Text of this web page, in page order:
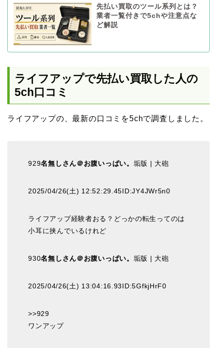
先払い買取のツール系列とは？
業者一覧付きで5chや注意点な
ど解説
ライフアップで先払い買取した人の
5ch口コミ
ライフアップの、最新の口コミを5chで調査しました。
929名無しさん＠お腹いっぱい。 垢版 | 大砲
2025/04/26(土) 12:52:29.45ID:JY4JWr5n0
ライフアップ経験者おる？どっかの転生ってのは
小耳に挟んでいるけれど
930名無しさん＠お腹いっぱい。 垢版 | 大砲
2025/04/26(土) 13:04:16.93ID:5GfkjHrF0
>>929
ワンアップ